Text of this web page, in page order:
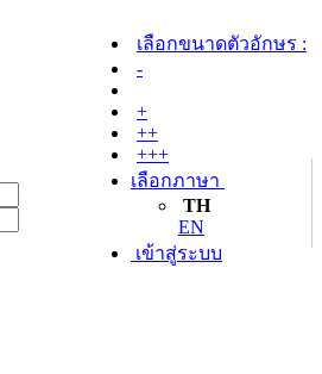
เลือกขนาดตัวอักษร :
-
+
++
+++
เลือกภาษา
TH
EN
เข้าสู่ระบบ